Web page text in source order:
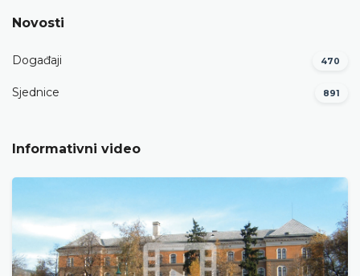
Novosti
Događaji 470
Sjednice 891
Informativni video